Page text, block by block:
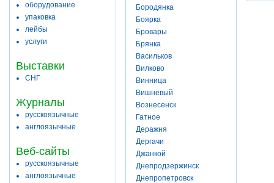
оборудование
упаковка
лейбы
услуги
Выставки
СНГ
Журналы
русскоязычные
англоязычные
Веб-сайты
русскоязычные
англоязычные
Бородянка
Боярка
Бровары
Брянка
Васильков
Вилково
Винница
Вишневый
Вознесенск
Гатное
Деражня
Дергачи
Джанкой
Днепродзержинск
Днепропетровск